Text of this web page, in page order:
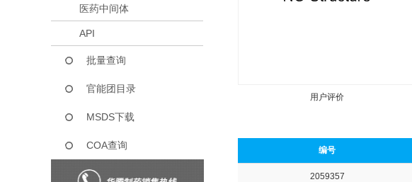
医药中间体
API
批量查询
官能团目录
MSDS下载
COA查询
用户评价
编号
2059357